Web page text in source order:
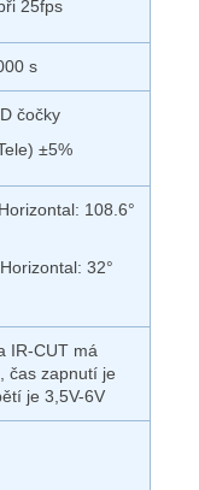
25fps
s
čočky
±5%
108.6°
32°
IR-CUT má
čas zapnutí je
je 3,5V-6V